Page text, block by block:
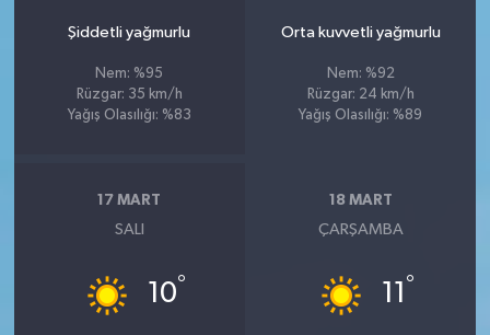
Şiddetli yağmurlu
Nem: %95
Rüzgar: 35 km/h
Yağış Olasılığı: %83
Orta kuvvetli yağmurlu
Nem: %92
Rüzgar: 24 km/h
Yağış Olasılığı: %89
17 MART
SALI
10°
18 MART
ÇARŞAMBA
11 °